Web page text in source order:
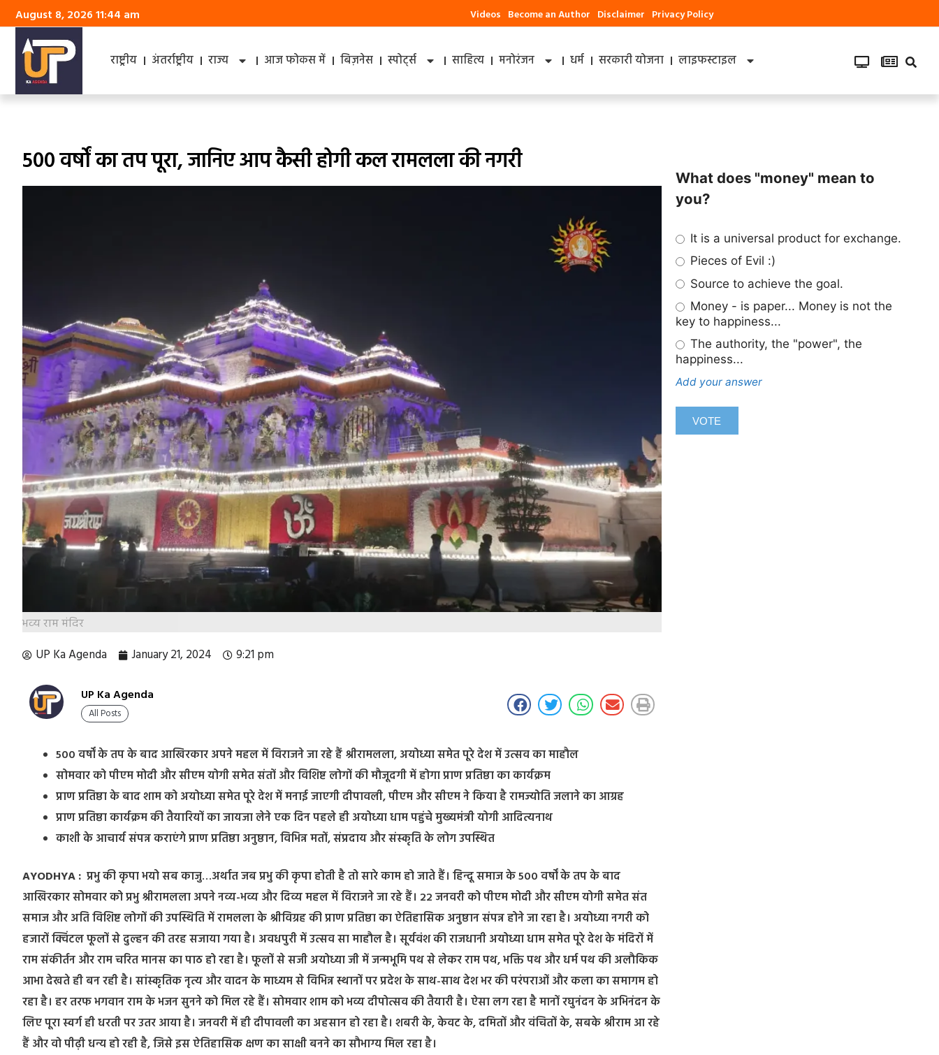
August 8, 2026 11:44 am Videos Become an Author Disclaimer Privacy Policy
राष्ट्रीय अंतर्राष्ट्रीय राज्य आज फोकस में बिज़नेस स्पोर्ट्स साहित्य मनोरंजन धर्म सरकारी योजना लाइफस्टाइल
500 वर्षों का तप पूरा, जानिए आप कैसी होगी कल रामलला की नगरी
भव्‍य राम मंदिर
UP Ka Agenda January 21, 2024 9:21 pm
UP Ka Agenda
All Posts
500 वर्षों के तप के बाद आखिरकार अपने महल में विराजने जा रहे हैं श्रीरामलला, अयोध्या समेत पूरे देश में उत्सव का माहौल
सोमवार को पीएम मोदी और सीएम योगी समेत संतों और विशिष्ट लोगों की मौजूदगी में होगा प्राण प्रतिष्ठा का कार्यक्रम
प्राण प्रतिष्ठा के बाद शाम को अयोध्या समेत पूरे देश में मनाई जाएगी दीपावली, पीएम और सीएम ने किया है रामज्योति जलाने का आग्रह
प्राण प्रतिष्ठा कार्यक्रम की तैयारियों का जायजा लेने एक दिन पहले ही अयोध्या धाम पहुंचे मुख्यमंत्री योगी आदित्यनाथ
काशी के आचार्य संपन्न कराएंगे प्राण प्रतिष्ठा अनुष्ठान, विभिन्न मतों, संप्रदाय और संस्कृति के लोग उपस्थित
AYODHYA : प्रभु की कृपा भयो सब काजु…अर्थात जब प्रभु की कृपा होती है तो सारे काम हो जाते हैं। हिन्दू समाज के 500 वर्षों के तप के बाद
आखिरकार सोमवार को प्रभु श्रीरामलला अपने नव्य-भव्य और दिव्य महल में विराजने जा रहे हैं। 22 जनवरी को पीएम मोदी और सीएम योगी समेत संत
समाज और अति विशिष्ट लोगों की उपस्थिति में रामलला के श्रीविग्रह की प्राण प्रतिष्ठा का ऐतिहासिक अनुष्ठान संपन्न होने जा रहा है। अयोध्या नगरी को
हजारों क्विंटल फूलों से दुल्हन की तरह सजाया गया है। अवधपुरी में उत्सव सा माहौल है। सूर्यवंश की राजधानी अयोध्या धाम समेत पूरे देश के मंदिरों में
राम संकीर्तन और राम चरित मानस का पाठ हो रहा है। फूलों से सजी अयोध्या जी में जन्मभूमि पथ से लेकर राम पथ, भक्ति पथ और धर्म पथ की अलौकिक
आभा देखते ही बन रही है। सांस्कृतिक नृत्य और वादन के माध्यम से विभिन्न स्थानों पर प्रदेश के साथ-साथ देश भर की परंपराओं और कला का समागम हो
रहा है। हर तरफ भगवान राम के भजन सुनने को मिल रहे हैं। सोमवार शाम को भव्य दीपोत्सव की तैयारी है। ऐसा लग रहा है मानों रघुनंदन के अभिनंदन के
लिए पूरा स्वर्ग ही धरती पर उतर आया है। जनवरी में ही दीपावली का अहसान हो रहा है। शबरी के, केवट के, दमितों और वंचितों के, सबके श्रीराम आ रहे
हैं और वो पीढ़ी धन्य हो रही है, जिसे इस ऐतिहासिक क्षण का साक्षी बनने का सौभाग्य मिल रहा है।
What does "money" mean to
you?
It is a universal product for exchange.
Pieces of Evil :)
Source to achieve the goal.
Money - is paper... Money is not the
key to happiness...
The authority, the "power", the
happiness...
Add your answer